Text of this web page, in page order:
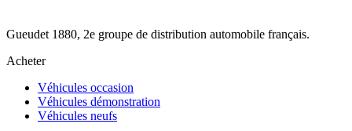
Gueudet 1880, 2e groupe de distribution automobile français.
Acheter
Véhicules occasion
Véhicules démonstration
Véhicules neufs